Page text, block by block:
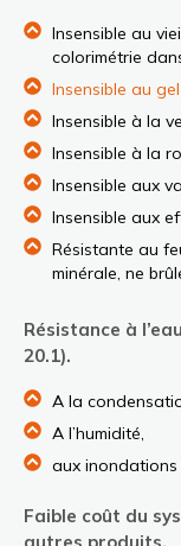
Insensible au
colorimétrie
Insensible au
Insensible à la
Insensible à la
Insensible aux
Insensible aux
Résistante au
minérale, ne
Résistance à
20.1).
A la
A l’humidité,
aux inondations
Faible coût du